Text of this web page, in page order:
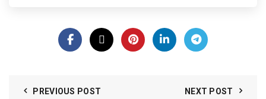
PREVIOUS POST NEXT POST